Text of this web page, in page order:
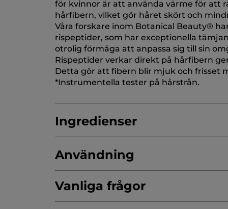
för kvinnor är att använda värme för att
hårfibern, vilket gör håret skört och
Våra forskare inom Botanical Beauty®
rispeptider, som har exceptionella
otrolig förmåga att anpassa sig till sin
Rispeptider verkar direkt på hårfibern
Detta gör att fibern blir mjuk och frisset
*Instrumentella tester på hårstrån.
Ingredienser
AQUA/WATER/EAU SODIUM METHYL
LAURYL GLUCOSIDE
PARFUM/FRAGRANCE
Användning
Vanliga frågor